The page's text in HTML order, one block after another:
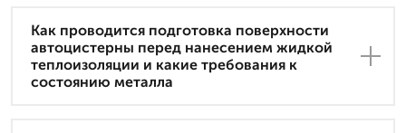
Как проводится подготовка поверхности
автоцистерны перед нанесением жидкой
теплоизоляции и какие требования к
состоянию металла